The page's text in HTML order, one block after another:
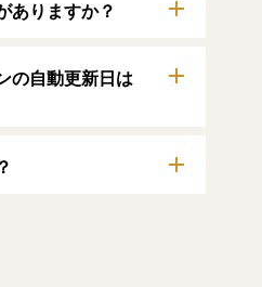
ありますか？
の自動更新日は
イページにてご確認い
す。なお、日割り清算